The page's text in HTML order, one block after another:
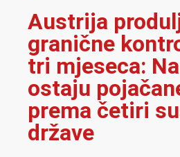
Austrija
granične
tri mjeseca:
ostaju
prema četiri
države